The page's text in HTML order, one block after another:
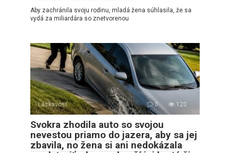
Aby zachránila svoju rodinu, mladá žena súhlasila, že sa
vydá za miliardára so znetvorenou
Láskavosť 0 120
Svokra zhodila auto so svojou
nevestou priamo do jazera, aby sa jej
zbavila, no žena si ani nedokázala